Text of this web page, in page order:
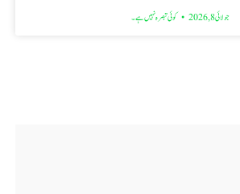
جولائی 8, 2026 کوئی تبصرہ نہیں ہے۔